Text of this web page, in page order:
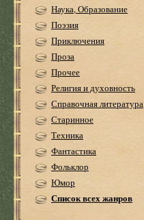
Наука, Образование
Поэзия
Приключения
Проза
Прочее
Религия и духовность
Справочная литература
Старинное
Техника
Фантастика
Фольклор
Юмор
Список всех жанров